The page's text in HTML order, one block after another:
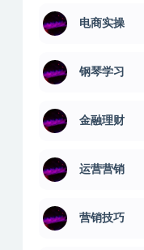
电商实操
钢琴学习
金融理财
运营营销
营销技巧